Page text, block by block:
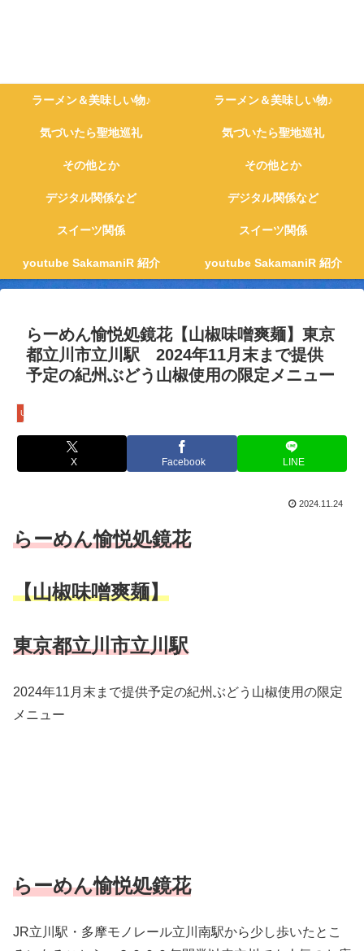
ラーメン＆美味しい物♪ ラーメン＆美味しい物♪
気づいたら聖地巡礼 気づいたら聖地巡礼
その他とか その他とか
デジタル関係など デジタル関係など
スイーツ関係 スイーツ関係
youtube SakamaniR 紹介 youtube SakamaniR 紹介
らーめん愉悦処鏡花【山椒味噌爽麺】東京
都立川市立川駅 2024年11月末まで提供
予定の紀州ぶどう山椒使用の限定メニュー
Uncategorized
X Facebook LINE
2024.11.24
らーめん愉悦処鏡花
【山椒味噌爽麺】
東京都立川市立川駅
2024年11月末まで提供予定の紀州ぶどう山椒使用の限定
メニュー
らーめん愉悦処鏡花
JR立川駅・多摩モノレール立川南駅から少し歩いたとこ